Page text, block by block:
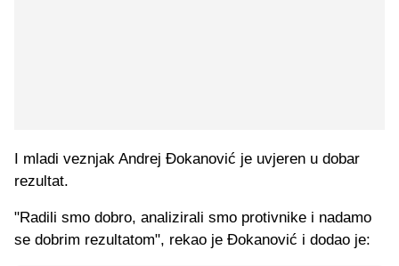
I mladi veznjak Andrej Đokanović je uvjeren u dobar
rezultat.
"Radili smo dobro, analizirali smo protivnike i nadamo
se dobrim rezultatom", rekao je Đokanović i dodao je: